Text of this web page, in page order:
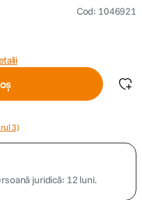
Cod: 1046921
3)
juridică: 12 luni.